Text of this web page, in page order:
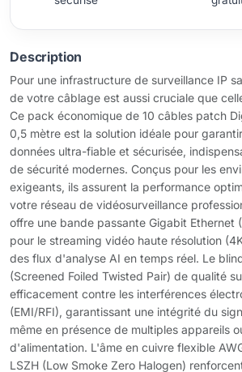
Description
Pour une infrastructure de surveillance IP
de votre câblage est aussi cruciale que
Ce pack économique de 10 câbles patch
0,5 mètre est la solution idéale pour
données ultra-fiable et sécurisée,
de sécurité modernes. Conçus pour les
exigeants, ils assurent la performance
votre réseau de vidéosurveillance
offre une bande passante Gigabit Ethernet
pour le streaming vidéo haute résolution
des flux d'analyse AI en temps réel. Le
(Screened Foiled Twisted Pair) de qualité
efficacement contre les interférences
(EMI/RFI), garantissant une intégrité du
même en présence de multiples appareils
d'alimentation. L'âme en cuivre flexible
LSZH (Low Smoke Zero Halogen)